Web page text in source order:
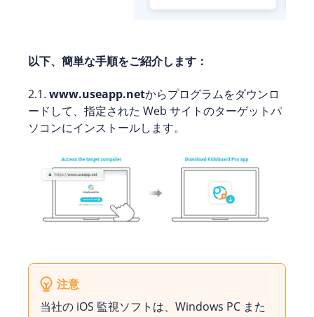
以下、簡単な手順をご紹介します：
2.1. www.useapp.netからプログラムをダウンロ
ードして、指定された Web サイトのターゲットパ
ソコンにインストールします。
注意
当社の iOS 監視ソフトは、Windows PC また